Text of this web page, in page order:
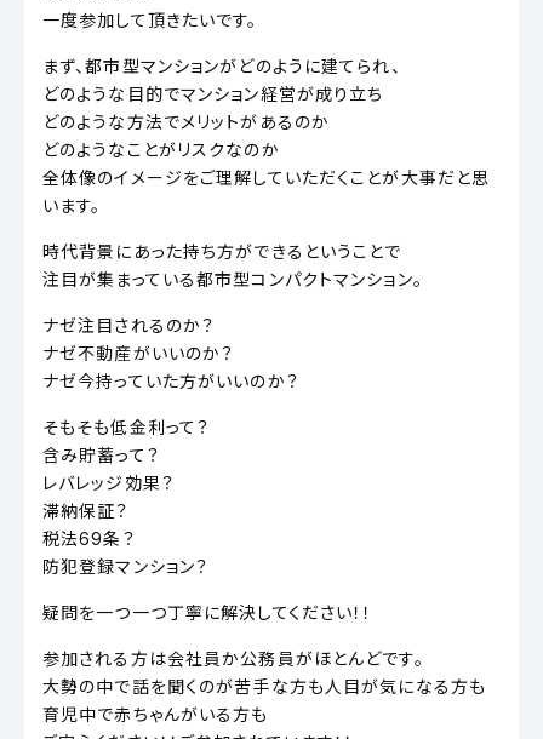
一度参加して頂きたいです。
まず、都市型マンションがどのように建てられ、
どのような目的でマンション経営が成り立ち
どのような方法でメリットがあるのか
どのようなことがリスクなのか
全体像のイメージをご理解していただくことが大事だと思
います。
時代背景にあった持ち方ができるということで
注目が集まっている都市型コンパクトマンション。
ナゼ注目されるのか？
ナゼ不動産がいいのか？
ナゼ今持っていた方がいいのか？
そもそも低金利って？
含み貯蓄って？
レバレッジ効果？
滞納保証？
税法69条？
防犯登録マンション？
疑問を一つ一つ丁寧に解決してください！！
参加される方は会社員か公務員がほとんどです。
大勢の中で話を聞くのが苦手な方も人目が気になる方も
育児中で赤ちゃんがいる方も